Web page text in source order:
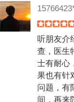
听朋友介
查，医生
士有耐心
果也有针
问题，有
间，再来